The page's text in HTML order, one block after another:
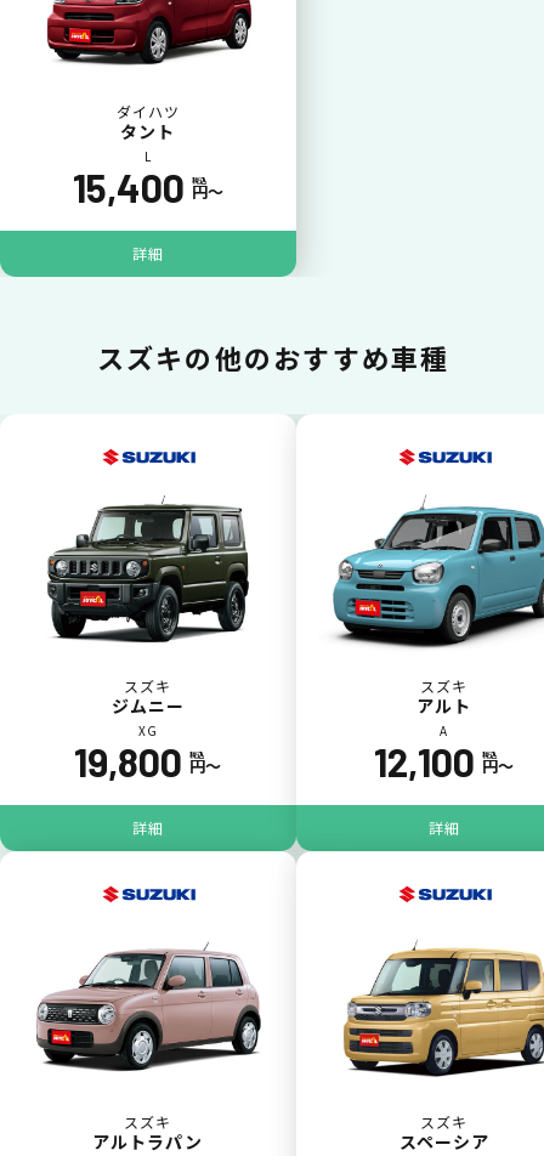
一括（一回）払いで可能。
ポイントが貯まる
イントが貯まります。
5
ジョイカル たすカッター3
ダイハツ
タント
L
15,400 税込
円〜
詳細
スズキの他のおすすめ車種
スズキ
ジムニー
XG
19,800 税込
円〜
詳細
スズキ
アルト
A
12,100 税込
円〜
詳細
スズキ
アルトラパン
スズキ
スペーシア